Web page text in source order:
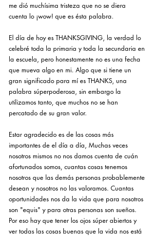
me dió muchísima tristeza que no se diera
cuenta lo ¡wow! que es ésta palabra.
El día de hoy es THANKSGIVING, la verdad lo
celebré toda la primaria y toda la secundaria en
la escuela, pero honestamente no es una fecha
que mueva algo en mi. Algo que si tiene un
gran significado para mí es THANKS, una
palabra súperpoderosa, sin embargo la
utilizamos tanto, que muchos no se han
percatado de su gran valor.
Estar agradecido es de las cosas más
importantes de el día a día, Muchas veces
nosotros mismos no nos damos cuenta de cuán
afortunados somos, cuantas cosas tenemos
nosotros que las demás personas probablemente
desean y nosotros no las valoramos. Cuantas
oportunidades nos da la vida que para nosotros
son "equis" y para otras personas son sueños.
Por eso hay que tener los ojos súper abiertos y
ver todas las cosas buenas que la vida nos está